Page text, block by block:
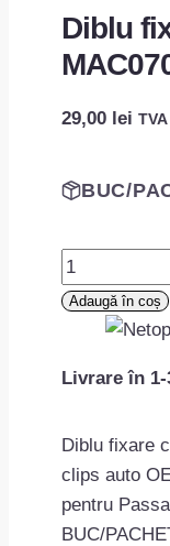
Diblu
29,00 lei
BUC/
Cantitate
Diblu
fixare
Adaugă în coș
Livrare în
Diblu fixare
clips auto
pentru
BUC/